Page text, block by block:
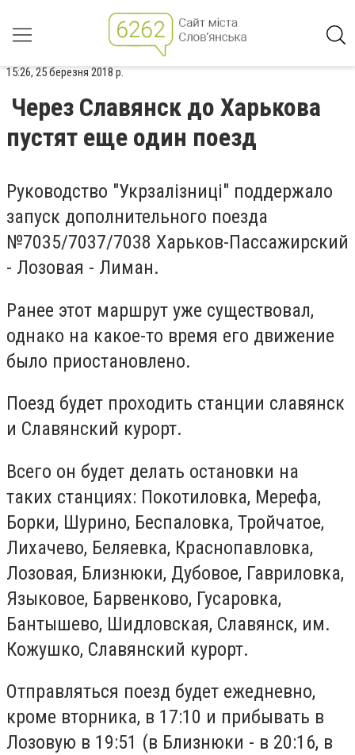
15:26, 25 березня 2018 р.
Через Славянск до Харькова
пустят еще один поезд
Руководство "Укрзалізниці" поддержало
запуск дополнительного поезда
№7035/7037/7038 Харьков-Пассажирский
- Лозовая - Лиман.
Ранее этот маршрут уже существовал,
однако на какое-то время его движение
было приостановлено.
Поезд будет проходить станции славянск
и Славянский курорт.
Всего он будет делать остановки на
таких станциях: Покотиловка, Мерефа,
Борки, Шурино, Беспаловка, Тройчатое,
Лихачево, Беляевка, Краснопавловка,
Лозовая, Близнюки, Дубовое, Гавриловка,
Языковое, Барвенково, Гусаровка,
Бантышево, Шидловская, Славянск, им.
Кожушко, Славянский курорт.
Отправляться поезд будет ежедневно,
кроме вторника, в 17:10 и прибывать в
Лозовую в 19:51 (в Близнюки - в 20:16, в